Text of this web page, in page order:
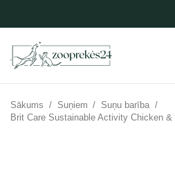
Sākums / Suņiem / Suņu barība /
Brit Care Sustainable Activity Chicken